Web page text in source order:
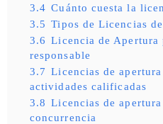
3.4 Cuánto cuesta la
3.5 Tipos de Licencias
3.6 Licencia de Apertura
responsable
3.7 Licencias de
actividades calificadas
3.8 Licencias de
concurrencia